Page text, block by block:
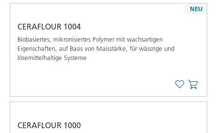
CERAFLOUR 1004
Biobasiertes, mikronisiertes Polymer mit wachsartigen
Eigenschaften, auf Basis von Maisstärke, für wässrige und
lösemittelhaltige Systeme
NEU
CERAFLOUR 1000